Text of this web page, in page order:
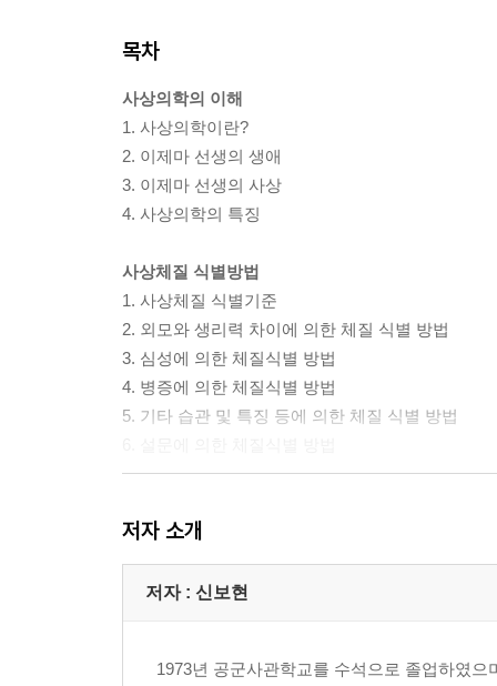
목차
사상의학의 이해
1. 사상의학이란?
2. 이제마 선생의 생애
3. 이제마 선생의 사상
4. 사상의학의 특징
사상체질 식별방법
1. 사상체질 식별기준
2. 외모와 생리력 차이에 의한 체질 식별 방법
3. 심성에 의한 체질식별 방법
4. 병증에 의한 체질식별 방법
5. 기타 습관 및 특징 등에 의한 체질 식별 방법
1. 체질에 부합하는 자기 관리 방법
2. 동료의 체질을 고려한 처세술
3. 상관의 체질을 고려한 Followship
저자 소개
저자 : 신보현
1973년 공군사관학교를 수석으로 졸업하였